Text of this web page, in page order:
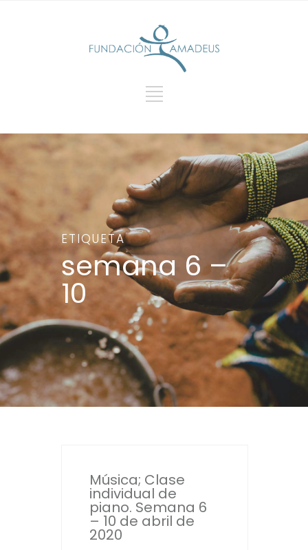
ETIQUETA
semana 6 –
10
Música; Clase
individual de
piano. Semana 6
– 10 de abril de
2020